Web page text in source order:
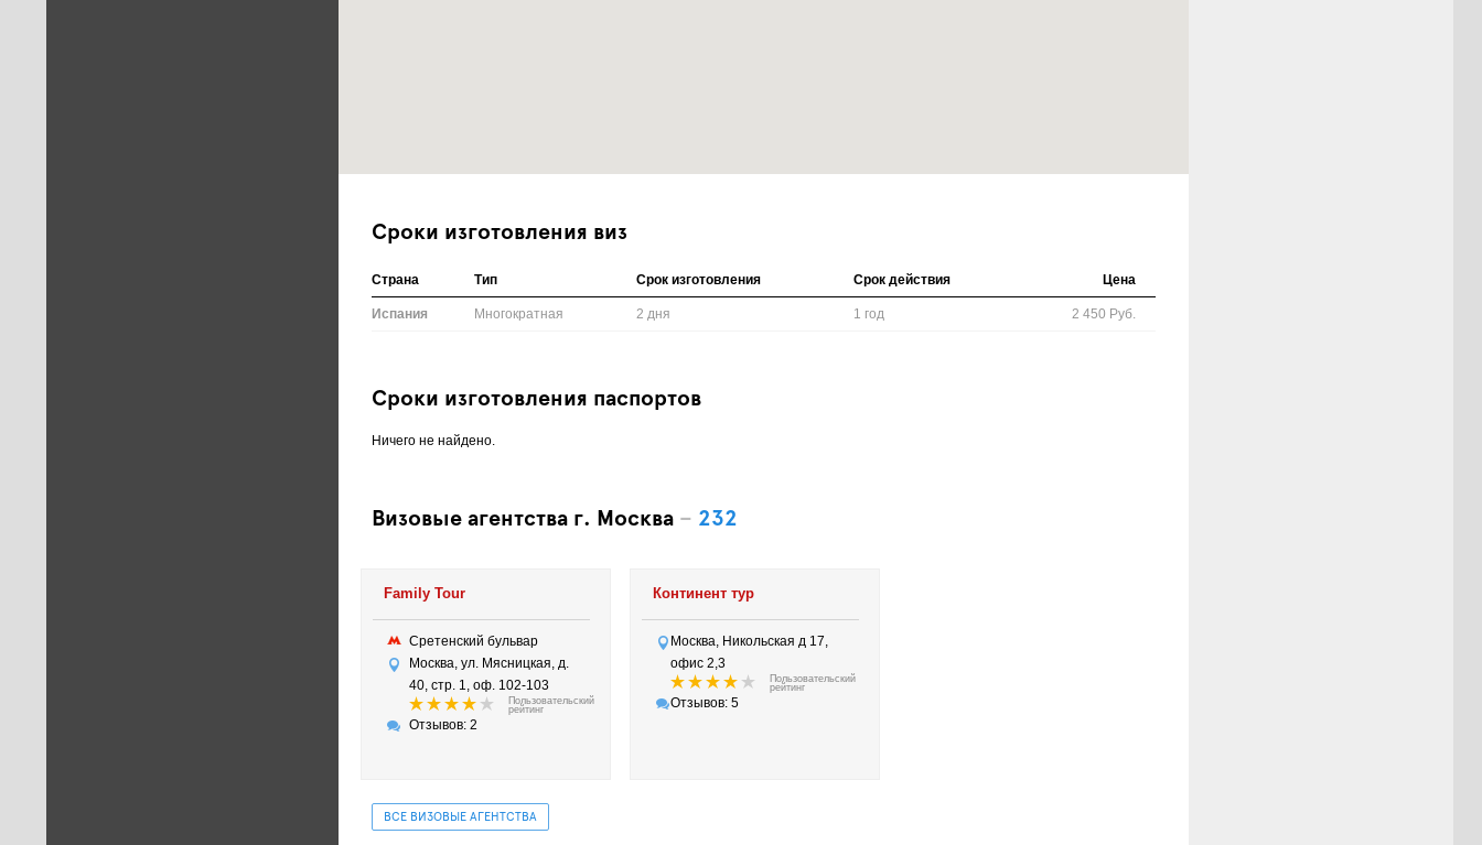
Сроки изготовления виз
Страна Тип Срок изготовления Срок действия Цена
Испания Многократная 2 дня 1 год 2 450 Руб.
Сроки изготовления паспортов
Ничего не найдено.
Визовые агентства г. Москва – 232
Family Tour
Сретенский бульвар
Москва, ул. Мясницкая, д.
40, стр. 1, оф. 102-103
Пользовательский
рейтинг
Отзывов: 2
Континент тур
Москва, Никольская д 17,
офис 2,3
Пользовательский
рейтинг
Отзывов: 5
ВСЕ ВИЗОВЫЕ АГЕНТСТВА